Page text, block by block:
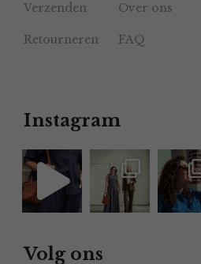
Verzenden Over ons
Retourneren FAQ
Instagram
Volg ons